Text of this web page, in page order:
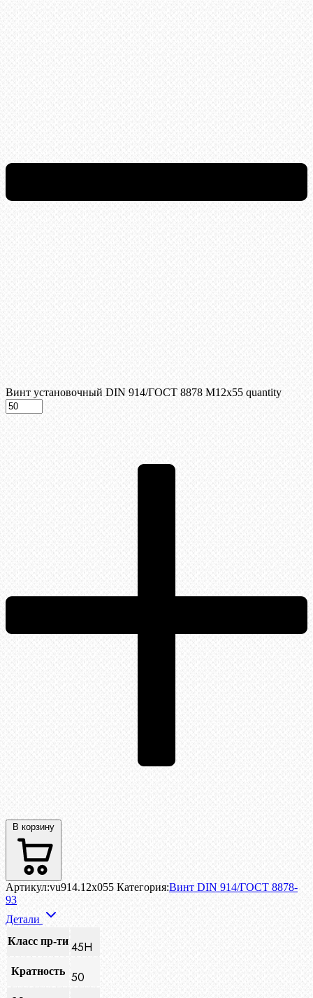
Винт установочный DIN 914/ГОСТ 8878 M12x55 quantity
В корзину
Артикул:vu914.12x055 Категория:Винт DIN 914/ГОСТ 8878-
93
Детали
Класс пр-ти 45H
Кратность 50